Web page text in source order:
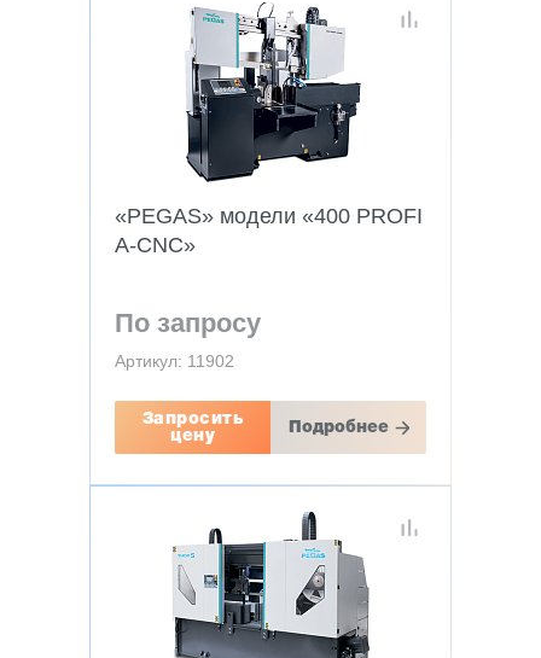
«PEGAS» модели «400 PROFI
A-CNC»
По запросу
Артикул: 11902
Запросить
цену
Подробнее